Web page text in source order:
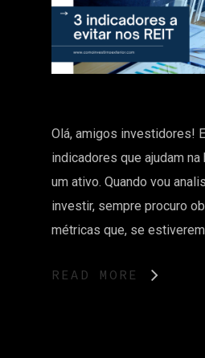
Olá, amigos investidores!
indicadores que ajudam
um ativo. Quando vou
investir, sempre procuro
métricas que, se estiverem
READ MORE